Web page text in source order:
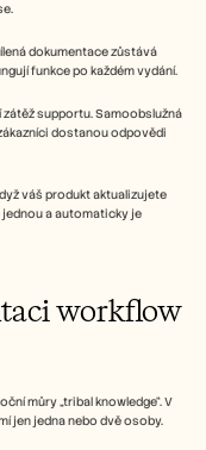
dokumentace zůstává
funkce po každém vydání.
supportu. Samoobslužná
dostanou odpovědi
váš produkt aktualizujete
a automaticky je
workflow
můry „tribal knowledge“. V
jen jedna nebo dvě osoby.